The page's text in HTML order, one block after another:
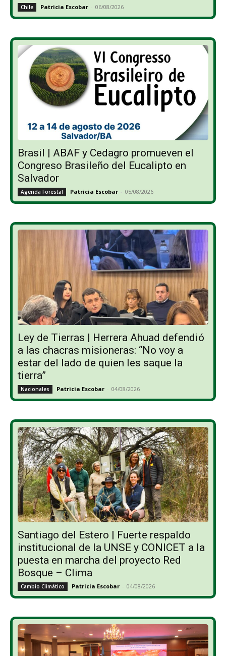
Chile Patricia Escobar - 06/08/2026
Brasil | ABAF y Cedagro promueven el
Congreso Brasileño del Eucalipto en
Salvador
Agenda Forestal Patricia Escobar - 05/08/2026
Ley de Tierras | Herrera Ahuad defendió
a las chacras misioneras: “No voy a
estar del lado de quien les saque la
tierra”
Nacionales Patricia Escobar - 04/08/2026
Santiago del Estero | Fuerte respaldo
institucional de la UNSE y CONICET a la
puesta en marcha del proyecto Red
Bosque – Clima
Cambio Climático Patricia Escobar - 04/08/2026